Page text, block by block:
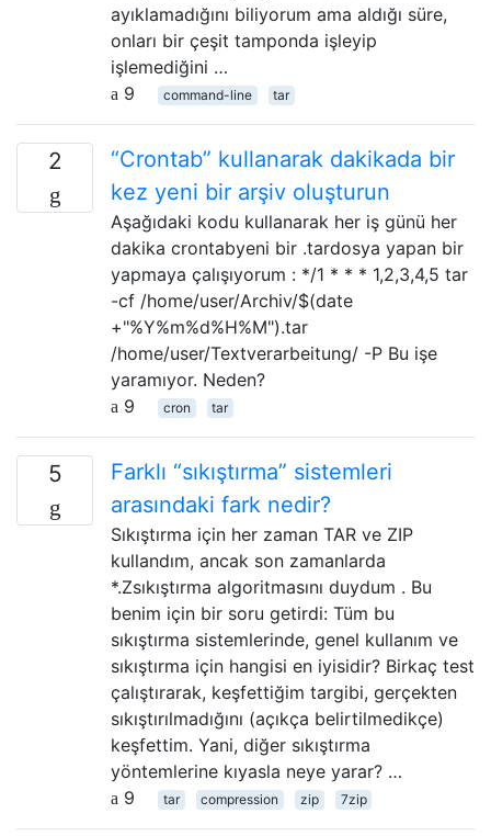
ayıklamadığını biliyorum ama aldığı süre,
onları bir çeşit tamponda işleyip
işlemediğini …
9
command-line tar
2
“Crontab” kullanarak dakikada bir
kez yeni bir arşiv oluşturun
Aşağıdaki kodu kullanarak her iş günü her
dakika crontabyeni bir .tardosya yapan bir
yapmaya çalışıyorum : */1 * * * 1,2,3,4,5 tar
-cf /home/user/Archiv/$(date
+"%Y%m%d%H%M").tar
/home/user/Textverarbeitung/ -P Bu işe
yaramıyor. Neden?
9
cron tar
5
Farklı “sıkıştırma” sistemleri
arasındaki fark nedir?
Sıkıştırma için her zaman TAR ve ZIP
kullandım, ancak son zamanlarda
*.Zsıkıştırma algoritmasını duydum . Bu
benim için bir soru getirdi: Tüm bu
sıkıştırma sistemlerinde, genel kullanım ve
sıkıştırma için hangisi en iyisidir? Birkaç test
çalıştırarak, keşfettiğim targibi, gerçekten
sıkıştırılmadığını (açıkça belirtilmedikçe)
keşfettim. Yani, diğer sıkıştırma
yöntemlerine kıyasla neye yarar? …
9
tar compression zip 7zip